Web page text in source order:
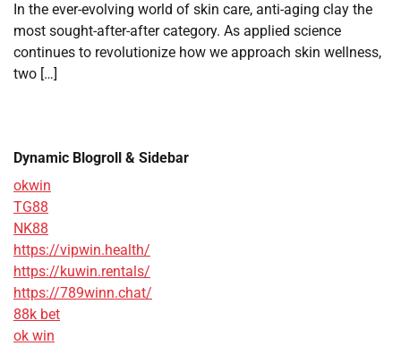
In the ever-evolving world of skin care, anti-aging clay the
most sought-after-after category. As applied science
continues to revolutionize how we approach skin wellness,
two […]
Dynamic Blogroll & Sidebar
okwin
TG88
NK88
https://vipwin.health/
https://kuwin.rentals/
https://789winn.chat/
88k bet
ok win